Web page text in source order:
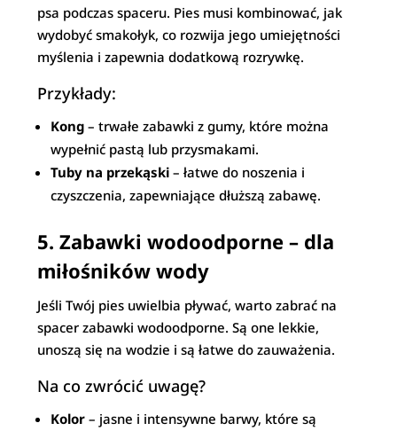
psa podczas spaceru. Pies musi kombinować, jak
wydobyć smakołyk, co rozwija jego umiejętności
myślenia i zapewnia dodatkową rozrywkę.
Przykłady:
Kong – trwałe zabawki z gumy, które można
wypełnić pastą lub przysmakami.
Tuby na przekąski – łatwe do noszenia i
czyszczenia, zapewniające dłuższą zabawę.
5. Zabawki wodoodporne – dla
miłośników wody
Jeśli Twój pies uwielbia pływać, warto zabrać na
spacer zabawki wodoodporne. Są one lekkie,
unoszą się na wodzie i są łatwe do zauważenia.
Na co zwrócić uwagę?
Kolor – jasne i intensywne barwy, które są